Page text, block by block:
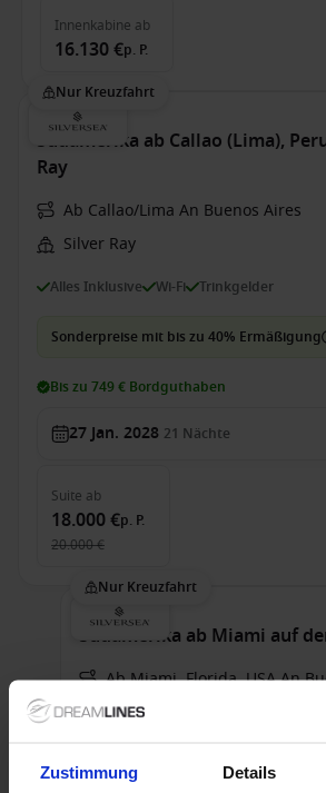
Zustimmung Details
Innenkabine ab
16.130 €p. P.
Nur Kreuzfahrt
Südamerika ab Callao (Lima),
Ray
Ab Callao/Lima An Buenos Aires
Silver Ray
Alles Inklusive Wi-Fi Trinkgelder
Sonderpreise mit bis zu 40% Ermäßigung
Bis zu 749 € Bordguthaben
27 Jan. 2028 21 Nächte
Suite ab
18.000 €p. P.
20.000 €
Nur Kreuzfahrt
Südamerika ab Miami auf
Ab Miami, Florida, USA An
Silver Ray